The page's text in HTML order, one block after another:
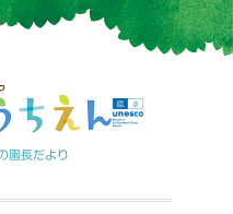
園長だより